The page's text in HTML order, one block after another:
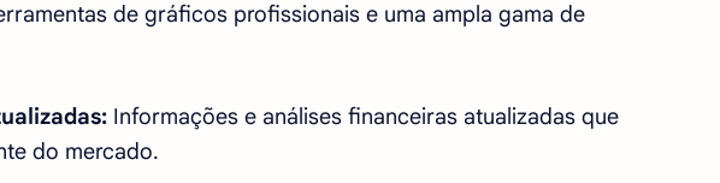
de gráficos profissionais e uma ampla gama de
Informações e análises financeiras atualizadas que
do mercado.